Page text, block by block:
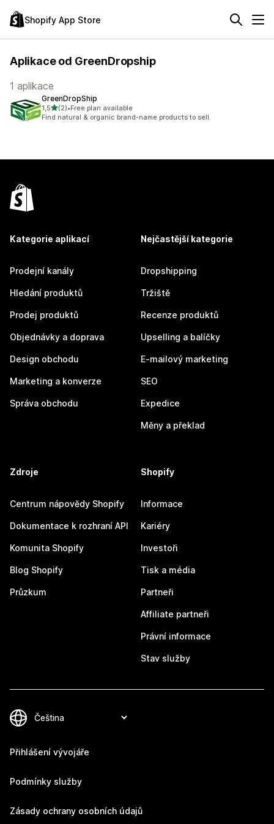
Shopify App Store
Aplikace od GreenDropship
1 aplikace
GreenDropShip
1,5z 5 hvězd
(2)
Celkový počet recenzí: 2
•Free plan available
Find natural & organic brand-name products to sell.
Kategorie aplikací
Prodejní kanály
Hledání produktů
Prodej produktů
Objednávky a doprava
Design obchodu
Marketing a konverze
Správa obchodu
Nejčastější kategorie
Dropshipping
Tržiště
Recenze produktů
Upselling a balíčky
E-mailový marketing
SEO
Expedice
Měny a překlad
Zdroje
Centrum nápovědy Shopify
Dokumentace k rozhraní API
Komunita Shopify
Blog Shopify
Průzkum
Shopify
Informace
Kariéry
Investoři
Tisk a média
Partneři
Affiliate partneři
Právní informace
Stav služby
Přihlášení vývojáře
Podmínky služby
Zásady ochrany osobních údajů